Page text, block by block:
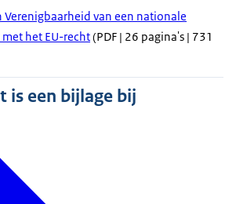
Verenigbaarheid van een nationale
het EU-recht(PDF | 26 pagina's | 731
is een bijlage bij